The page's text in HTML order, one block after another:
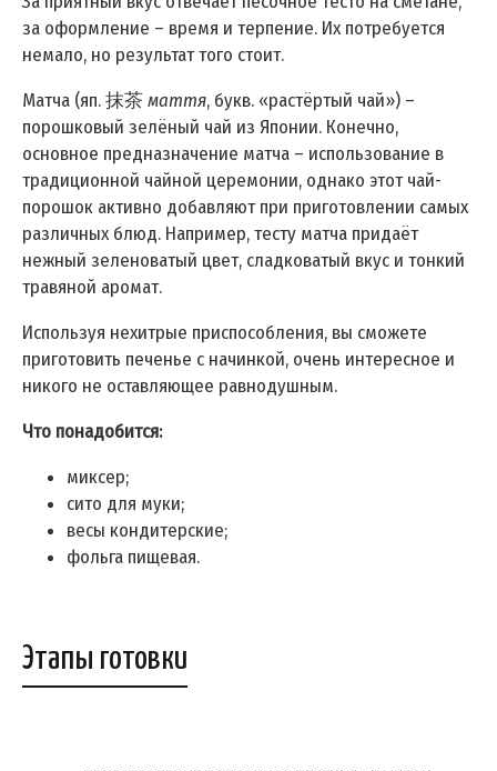
за оформление – время и терпение. Их потребуется
немало, но результат того стоит.
Матча (яп. 抹茶маття, букв. «растёртый чай») –
порошковый зелёный чай из Японии. Конечно,
основное предназначение матча – использование в
традиционной чайной церемонии, однако этот чай-
порошок активно добавляют при приготовлении самых
различных блюд. Например, тесту матча придаёт
нежный зеленоватый цвет, сладковатый вкус и тонкий
травяной аромат.
Используя нехитрые приспособления, вы сможете
приготовить печенье с начинкой, очень интересное и
никого не оставляющее равнодушным.
Что понадобится:
миксер;
сито для муки;
весы кондитерские;
фольга пищевая.
Этапы готовки